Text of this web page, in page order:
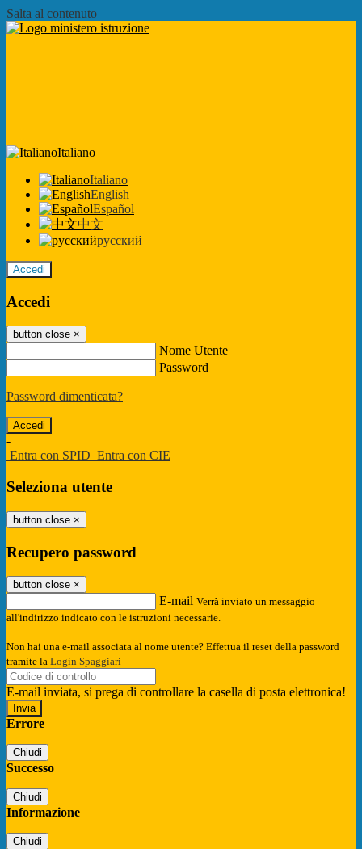
Salta al contenuto
Italiano
Italiano
English
Español
中文
русский
Accedi
Accedi
button close ×
Nome Utente
Password
Password dimenticata?
-
Entra con SPID Entra con CIE
Seleziona utente
button close ×
Recupero password
button close ×
E-mail Verrà inviato un messaggio
all'indirizzo indicato con le istruzioni necessarie.
Non hai una e-mail associata al nome utente? Effettua il reset della password
tramite la Login Spaggiari
E-mail inviata, si prega di controllare la casella di posta elettronica!
Errore
Chiudi
Successo
Chiudi
Informazione
Chiudi